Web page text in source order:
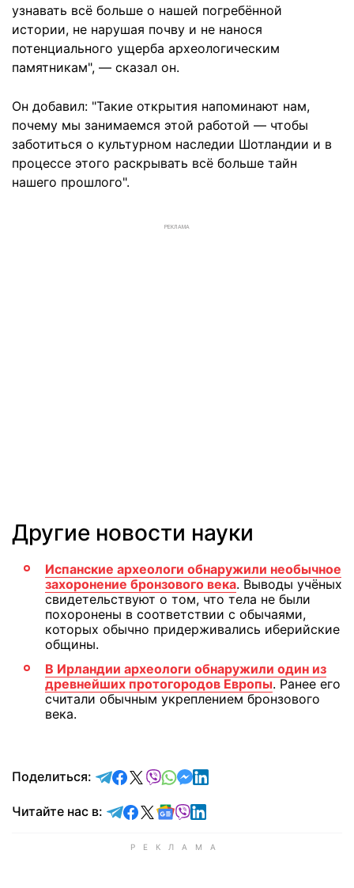
узнавать всё больше о нашей погребённой
истории, не нарушая почву и не нанося
потенциального ущерба археологическим
памятникам", — сказал он.
Он добавил: "Такие открытия напоминают нам,
почему мы занимаемся этой работой — чтобы
заботиться о культурном наследии Шотландии и в
процессе этого раскрывать всё больше тайн
нашего прошлого".
РЕКЛАМА
Другие новости науки
Испанские археологи обнаружили необычное
захоронение бронзового века. Выводы учёных
свидетельствуют о том, что тела не были
похоронены в соответствии с обычаями,
которых обычно придерживались иберийские
общины.
В Ирландии археологи обнаружили один из
древнейших протогородов Европы. Ранее его
считали обычным укреплением бронзового
века.
Поделиться: отправить в Telegram
поделиться в Facebook
поделиться в X
отправить в Viber
отправить в Whatsapp
отправить в Messenger
отправить в LinkedIn
Читайте нас в: Читайте в Telegram
Читайте в Facebook
Читайте в X
Читайте в Google news
Читайте в Viber
Читайте в LinkedIn